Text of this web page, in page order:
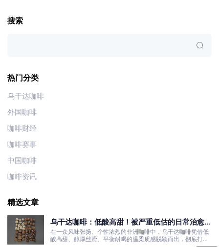
搜索
热门分类
乌干达咖啡
外国咖啡
咖啡财经
咖啡赛事
中国咖啡
咖啡资讯
精选文章
乌干达咖啡：低酸高甜！被严重低估的日常治愈口
粮豆
在一众风味张扬、个性浓烈的非洲咖啡中，乌干达咖啡凭借低
酸高甜、醇厚丝滑、平衡耐喝的温柔质感脱颖而出，彻底打破